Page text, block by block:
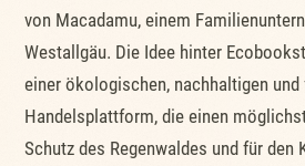
von Macadamu, einem
Westallgäu. Die Idee hinter
einer ökologischen, nachhaltigen und
Handelsplattform, die einen
Schutz des Regenwaldes und für den